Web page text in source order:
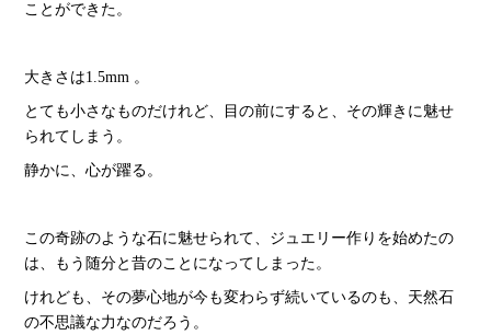
ことができた。
大きさは1.5mm 。
とても小さなものだけれど、目の前にすると、その輝きに魅せ
られてしまう。
静かに、心が躍る。
この奇跡のような石に魅せられて、ジュエリー作りを始めたの
は、もう随分と昔のことになってしまった。
けれども、その夢心地が今も変わらず続いているのも、天然石
の不思議な力なのだろう。